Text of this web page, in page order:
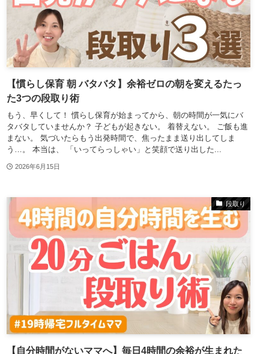
【慣らし保育 朝 バタバタ】余裕ゼロの朝を変えるたっ
た3つの段取り術
もう、早くして！ 慣らし保育が始まってから、朝の時間が一気にバ
タバタしていませんか？ 子どもが起きない。 着替えない。 ご飯も進
まない。 気づいたらもう出発時間で、焦ったまま送り出してしま
う…。 本当は、 「いってらっしゃい」と笑顔で送り出した...
2026年6月15日
段取り
【自分時間がないママへ】毎日4時間の余裕が生まれた